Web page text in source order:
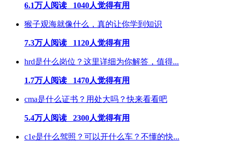
6.1万人阅读 1040人觉得有用
猴子观海就像什么，真的让你学到知识
7.3万人阅读 1120人觉得有用
hrd是什么岗位？这里详细为你解答，值得...
1.7万人阅读 1470人觉得有用
cma是什么证书？用处大吗？快来看看吧
5.4万人阅读 2300人觉得有用
c1e是什么驾照？可以开什么车？不懂的快...